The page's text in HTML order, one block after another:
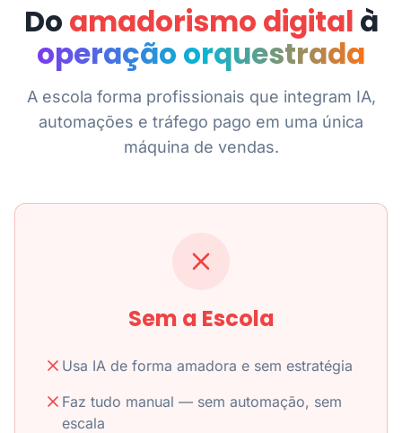
Do amadorismo digital à
operação orquestrada
A escola forma profissionais que integram IA,
automações e tráfego pago em uma única
máquina de vendas.
Sem a Escola
Usa IA de forma amadora e sem estratégia
Faz tudo manual — sem automação, sem
escala